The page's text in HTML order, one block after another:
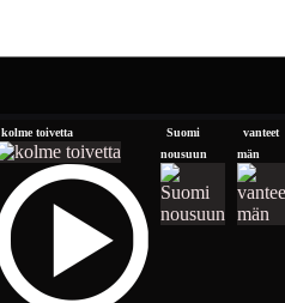
kolme toivetta
Suomi
nousuun
vanteet
män